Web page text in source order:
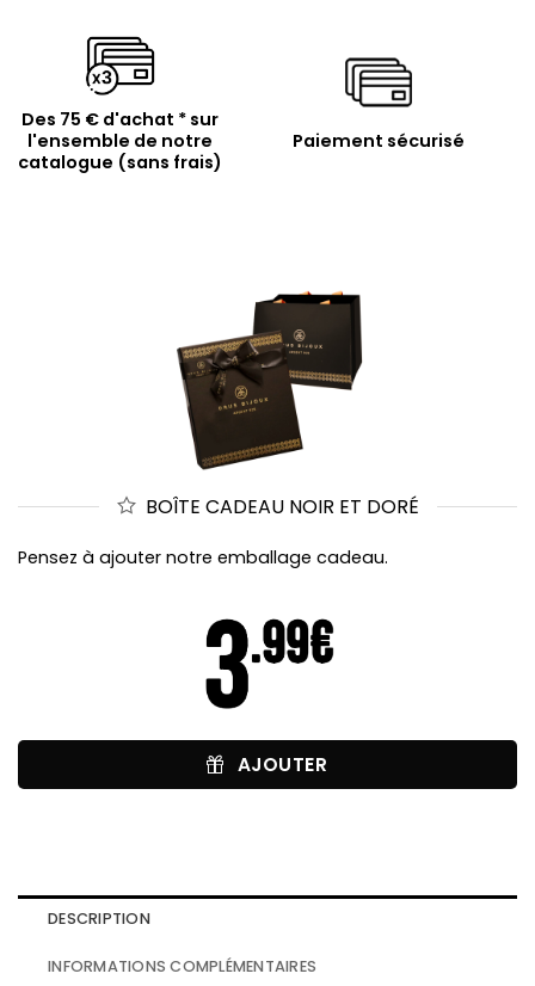
Des 75 € d'achat * sur
l'ensemble de notre
catalogue (sans frais)
Paiement sécurisé
BOÎTE CADEAU NOIR ET DORÉ
Pensez à ajouter notre emballage cadeau.
AJOUTER
DESCRIPTION
INFORMATIONS COMPLÉMENTAIRES